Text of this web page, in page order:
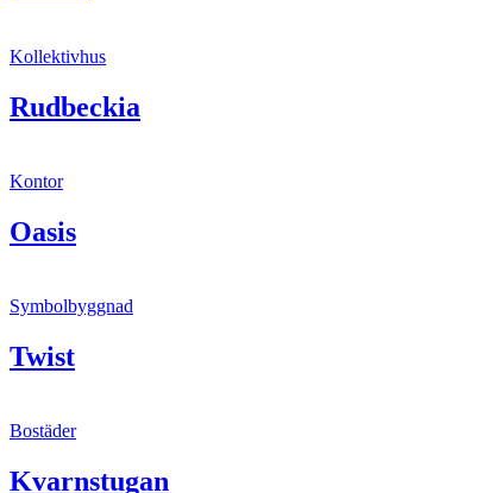
Kollektivhus
Rudbeckia
Kontor
Oasis
Symbolbyggnad
Twist
Bostäder
Kvarnstugan